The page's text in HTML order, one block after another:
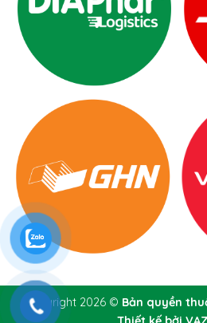
Copyright 2026 © Bản quyền